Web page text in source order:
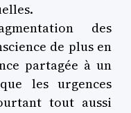
des
de plus en
partagée à un
les urgences
tout aussi